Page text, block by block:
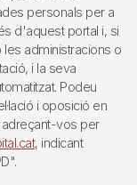
personals per a
d'aquest portal i, si
administracions o
i la seva
Podeu
i oposició en
vos per
, indicant